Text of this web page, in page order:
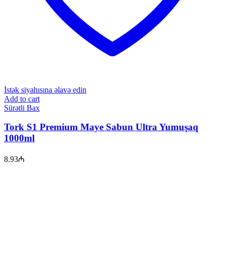
İstək siyahısına əlavə edin
Add to cart
Sürətli Bax
Tork S1 Premium Maye Sabun Ultra Yumuşaq
1000ml
8.93₼